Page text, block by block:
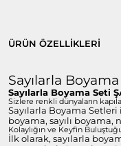
ÜRÜN ÖZELLIKLERI
Sayılarla
Sayılarla Boyama Seti
Sizlere renkli dünyaların
Sayılarla Boyama Setleri
boyama, sayılı
Kolaylığın ve Keyfin
İlk olarak, sayılarla